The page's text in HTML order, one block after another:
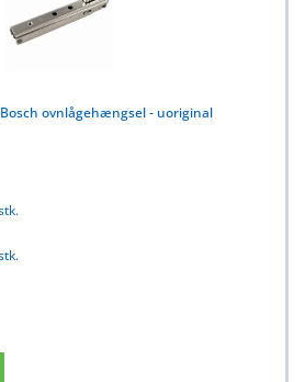
ovnlågehængsel - uoriginal